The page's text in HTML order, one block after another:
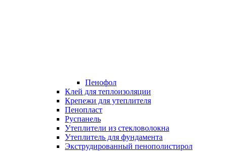
Пенофол
Клей для теплоизоляции
Крепежи для утеплителя
Пенопласт
Руспанель
Утеплители из стекловолокна
Утеплитель для фундамента
Экструдированный пенополистирол